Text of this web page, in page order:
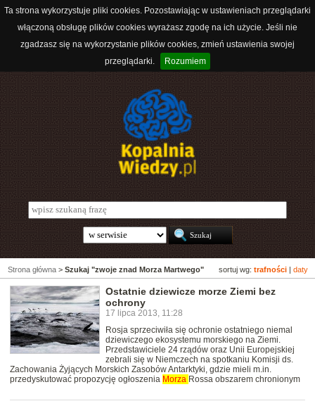
Ta strona wykorzystuje pliki cookies. Pozostawiając w ustawieniach przeglądarki
włączoną obsługę plików cookies wyrażasz zgodę na ich użycie. Jeśli nie
zgadzasz się na wykorzystanie plików cookies, zmień ustawienia swojej
przeglądarki.
Rozumiem
sortuj wg: trafności daty
Strona główna > Szukaj "zwoje znad Morza Martwego"
Ostatnie dziewicze morze Ziemi bez
ochrony
17 lipca 2013, 11:28
Rosja sprzeciwiła się ochronie ostatniego niemal
dziewiczego ekosystemu morskiego na Ziemi.
Przedstawiciele 24 rządów oraz Unii Europejskiej
zebrali się w Niemczech na spotkaniu Komisji ds.
Zachowania Żyjących Morskich Zasobów Antarktyki, gdzie mieli m.in.
przedyskutować propozycję ogłoszenia Morza Rossa obszarem chronionym